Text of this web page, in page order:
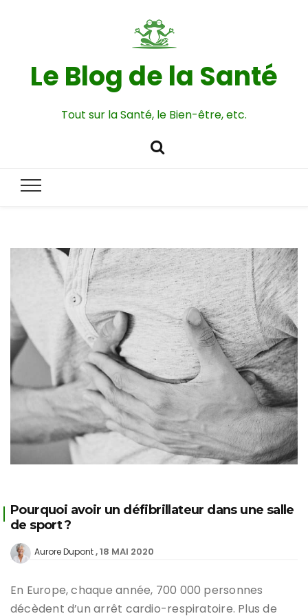
Le Blog de la Santé
Tout sur la Santé, le Bien-être, etc.
Pourquoi avoir un défibrillateur dans une salle
de sport ?
Aurore Dupont 18 MAI 2020
En Europe, chaque année, 700 000 personnes
décèdent d’un arrêt cardio-respiratoire. Plus de